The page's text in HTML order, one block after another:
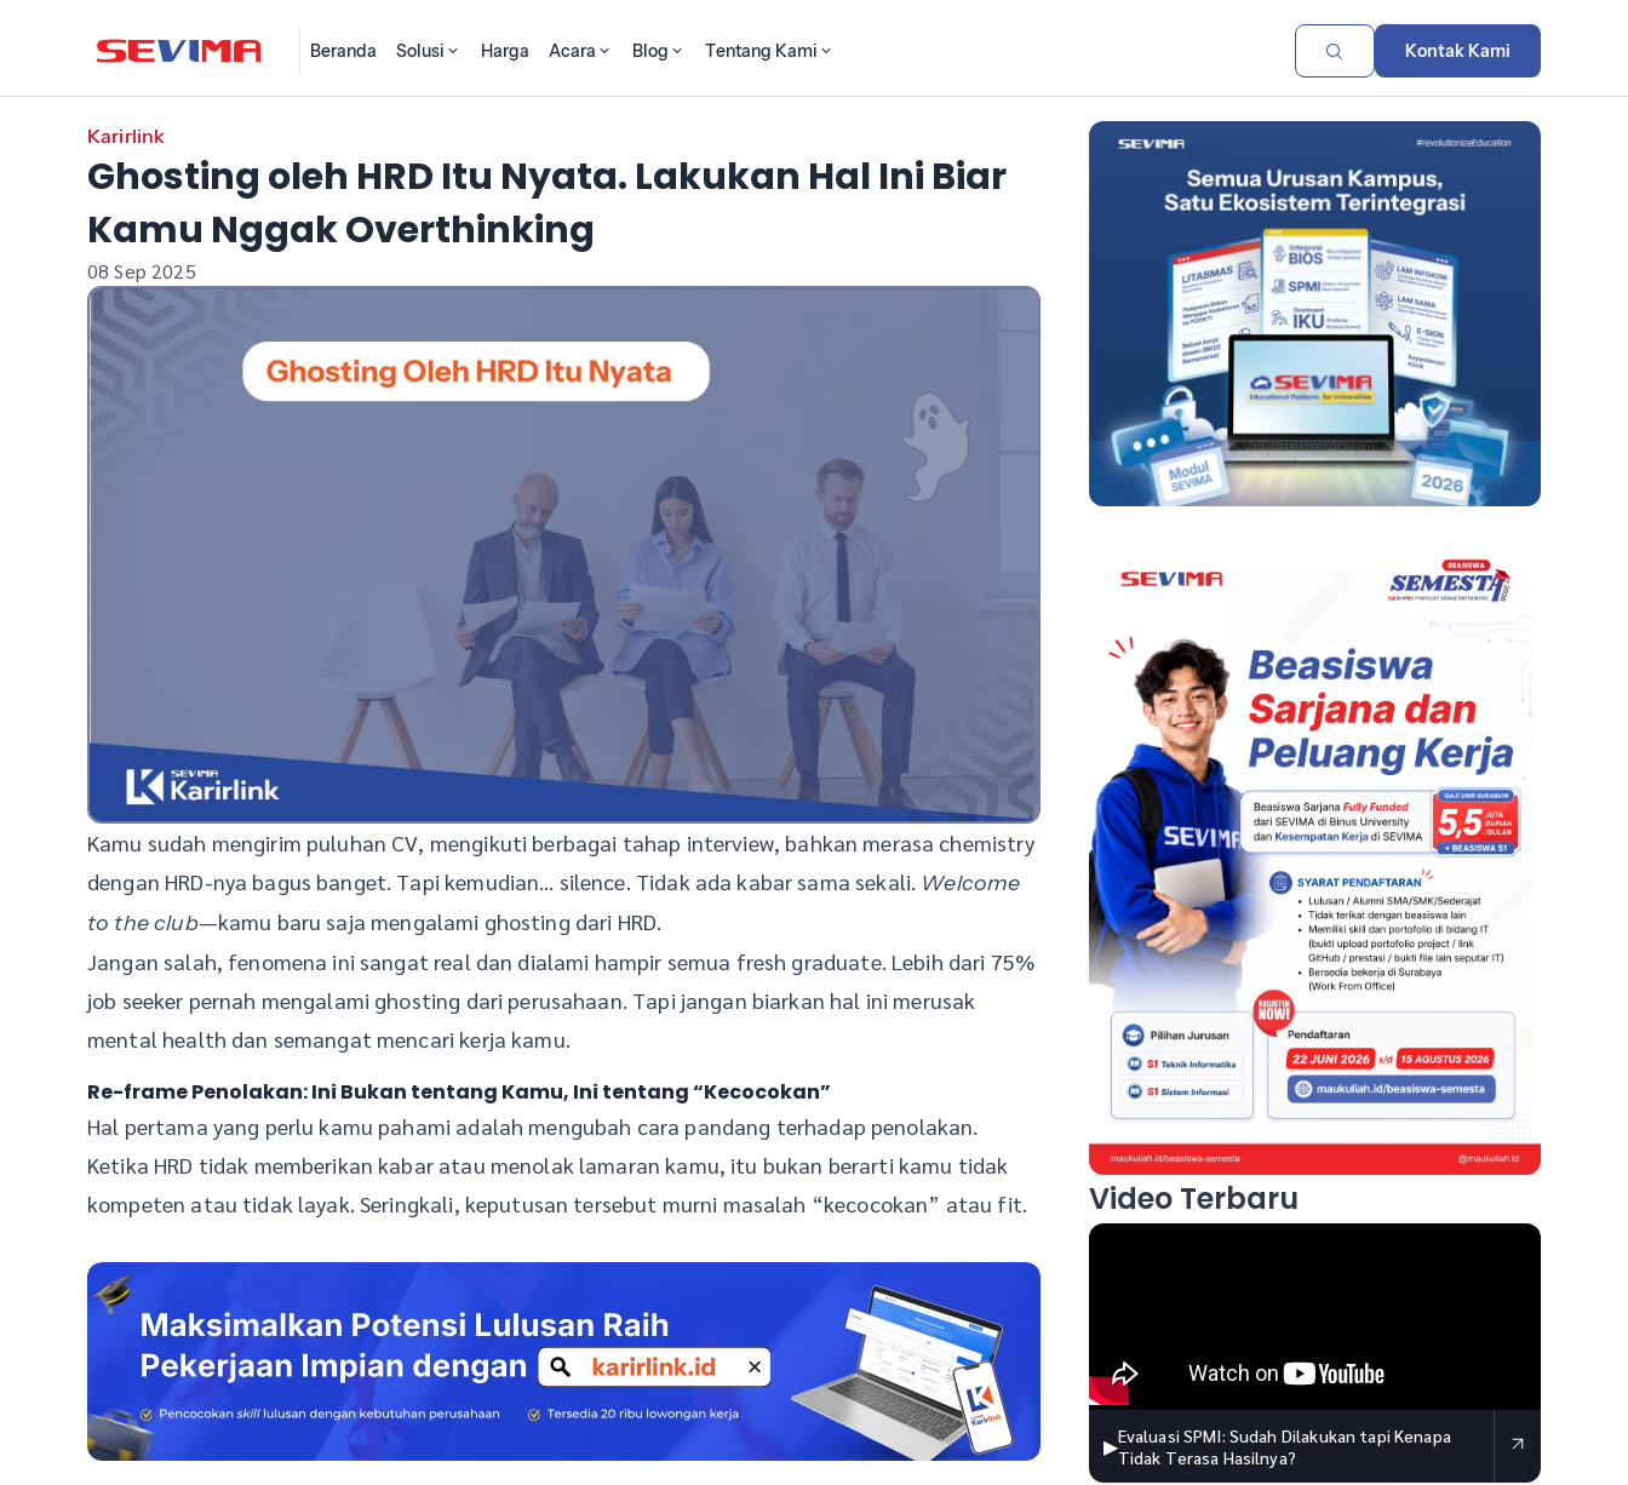
Beranda Solusi Harga Acara Blog Tentang Kami Kontak Kami
Karirlink
Ghosting oleh HRD Itu Nyata. Lakukan Hal Ini Biar
Kamu Nggak Overthinking
08 Sep 2025
Kamu sudah mengirim puluhan CV, mengikuti berbagai tahap interview, bahkan merasa chemistry
dengan HRD-nya bagus banget. Tapi kemudian… silence. Tidak ada kabar sama sekali. Welcome
to the club—kamu baru saja mengalami ghosting dari HRD.
Jangan salah, fenomena ini sangat real dan dialami hampir semua fresh graduate. Lebih dari 75%
job seeker pernah mengalami ghosting dari perusahaan. Tapi jangan biarkan hal ini merusak
mental health dan semangat mencari kerja kamu.
Re-frame Penolakan: Ini Bukan tentang Kamu, Ini tentang “Kecocokan”
Hal pertama yang perlu kamu pahami adalah mengubah cara pandang terhadap penolakan.
Ketika HRD tidak memberikan kabar atau menolak lamaran kamu, itu bukan berarti kamu tidak
kompeten atau tidak layak. Seringkali, keputusan tersebut murni masalah “kecocokan” atau fit.
Video Terbaru
▶Evaluasi SPMI: Sudah Dilakukan tapi Kenapa
Tidak Terasa Hasilnya?